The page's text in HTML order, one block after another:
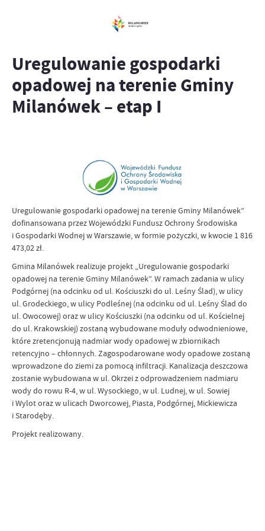
Uregulowanie gospodarki
opadowej na terenie Gminy
Milanówek – etap I
Uregulowanie gospodarki opadowej na terenie Gminy Milanówek”
dofinansowana przez Wojewódzki Fundusz Ochrony Środowiska
i Gospodarki Wodnej w Warszawie, w formie pożyczki, w kwocie 1 816
473,02 zł.
Gmina Milanówek realizuje projekt „Uregulowanie gospodarki
opadowej na terenie Gminy Milanówek”. W ramach zadania w ulicy
Podgórnej (na odcinku od ul. Kościuszki do ul. Leśny Ślad), w ulicy
ul. Grodeckiego, w ulicy Podleśnej (na odcinku od ul. Leśny Ślad do
ul. Owocowej) oraz w ulicy Kościuszki (na odcinku od ul. Kościelnej
do ul. Krakowskiej) zostaną wybudowane moduły odwodnieniowe,
które zretencjonują nadmiar wody opadowej w zbiornikach
retencyjno – chłonnych. Zagospodarowane wody opadowe zostaną
wprowadzone do ziemi za pomocą infiltracji. Kanalizacja deszczowa
zostanie wybudowana w ul. Okrzei z odprowadzeniem nadmiaru
wody do rowu R-4, w ul. Wysockiego, w ul. Ludnej, w ul. Sowiej
i Wylot oraz w ulicach Dworcowej, Piasta, Podgórnej, Mickiewicza
i Starodęby.
Projekt realizowany.